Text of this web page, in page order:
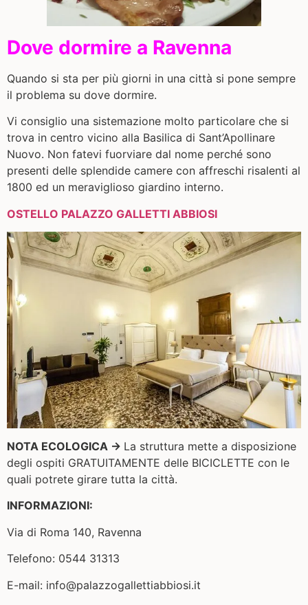
Dove dormire a Ravenna
Quando si sta per più giorni in una città si pone sempre
il problema su dove dormire.
Vi consiglio una sistemazione molto particolare che si
trova in centro vicino alla Basilica di Sant’Apollinare
Nuovo. Non fatevi fuorviare dal nome perché sono
presenti delle splendide camere con affreschi risalenti al
1800 ed un meraviglioso giardino interno.
OSTELLO PALAZZO GALLETTI ABBIOSI
NOTA ECOLOGICA → La struttura mette a disposizione
degli ospiti GRATUITAMENTE delle BICICLETTE con le
quali potrete girare tutta la città.
INFORMAZIONI:
Via di Roma 140, Ravenna
Telefono: 0544 31313
E-mail: info@palazzogallettiabbiosi.it